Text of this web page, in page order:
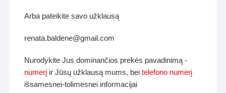
Arba pateikite savo užklausą
renata.baldene@gmail.com
Nurodykite Jus dominančios prekės pavadinimą -
numerį ir Jūsų užklausą mums, beitelefono numerį
išsamesnei-tolimesnei informacijai